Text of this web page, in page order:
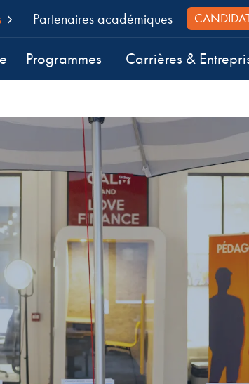
Partenaires académiques
Programmes Carrières &